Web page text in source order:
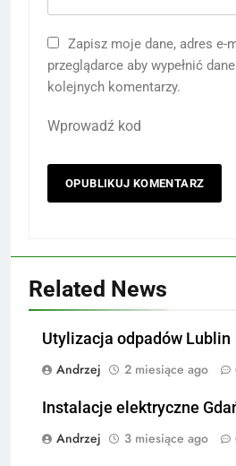
Zapisz moje dane, adres e-
przeglądarce aby wypełnić
kolejnych komentarzy.
Wprowadź kod
Related News
Utylizacja odpadów Lublin
Andrzej
2 miesiące ago
Instalacje elektryczne
Andrzej
3 miesiące ago